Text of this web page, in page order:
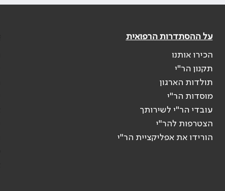
על ההסתדרות הרפואית
הכירו אותנו
תקנון הר"י
תולדות הארגון
מוסדות הר"י
עובדי הר"י לשירותך
הצטרפות להר"י
הורידו את אפליקציית הר"י